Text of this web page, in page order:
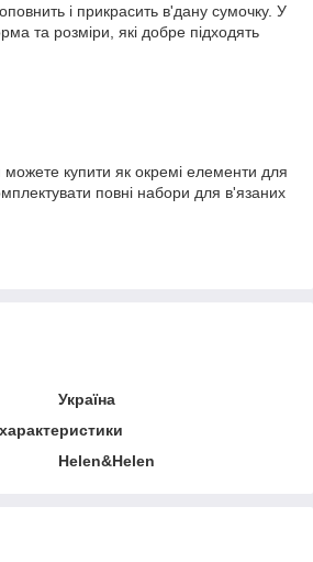
і прикрасить в'дану сумочку. У
та розміри, які добре підходять
купити як окремі елементи для
повні набори для в'язаних
Україна
Helen&Helen